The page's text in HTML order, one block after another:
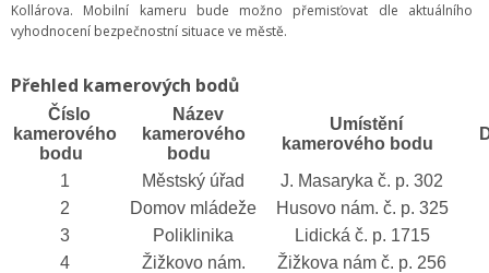
Kollárova. Mobilní kameru bude možno přemisťovat dle aktuálního
vyhodnocení bezpečnostní situace ve městě.
Přehled kamerových bodů
Číslo
kamerového
bodu
Název
kamerového
bodu
Umístění
kamerového bodu
1 Městský úřad
J. Masaryka č. p. 302
2
Domov mládeže
Husovo nám. č. p. 325
3
Poliklinika
Lidická č. p. 1715
4
Žižkovo nám.
Žižkova nám č. p. 256